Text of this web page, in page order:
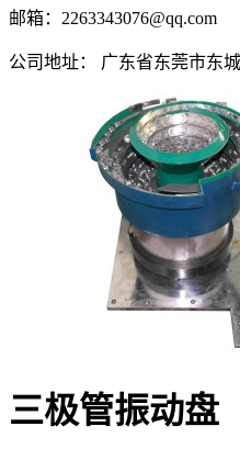
邮箱：2263343076@qq.com
公司地址： 广东省东莞市东
三极管振动盘